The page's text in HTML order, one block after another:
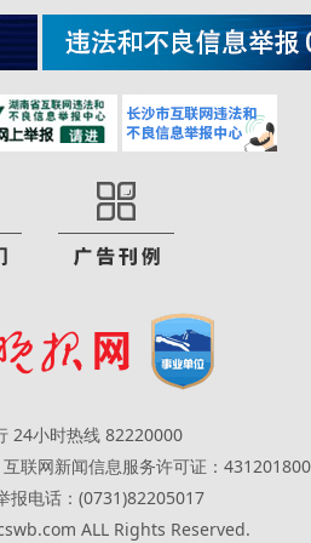
24小时热线 82220000
互联网新闻信息服务许可证：
报电话：(0731)82205017
ALL Rights Reserved.